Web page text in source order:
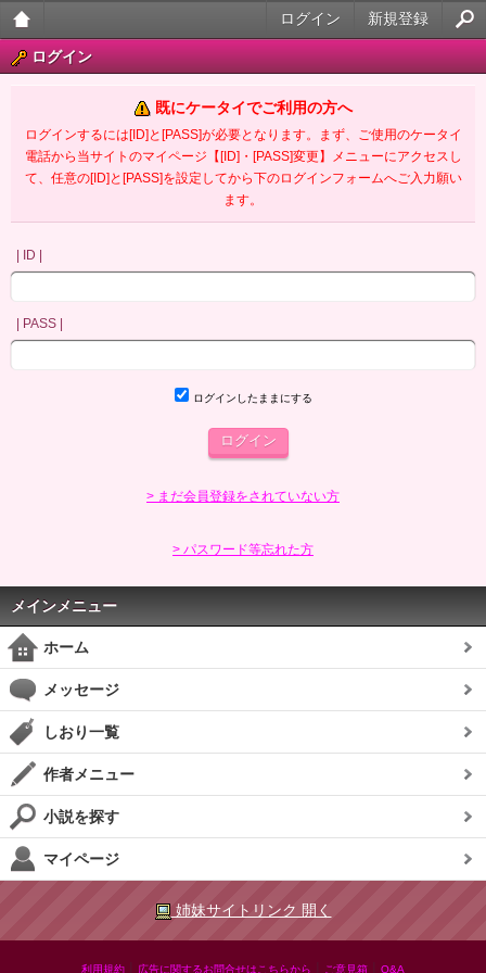
大人
ータ
イ官
新規登録
ログイン
ログイン
既にケータイでご利用の方へ
ログインするには[ID]と[PASS]が必要となります。まず、ご使用のケータイ
電話から当サイトのマイページ【[ID]・[PASS]変更】メニューにアクセスし
て、任意の[ID]と[PASS]を設定してから下のログインフォームへご入力願い
ます。
| ID |
| PASS |
ログインしたままにする
> まだ会員登録をされていない方
> パスワード等忘れた方
メインメニュー
ホーム
メッセージ
しおり一覧
作者メニュー
小説を探す
マイページ
姉妹サイトリンク 開く
利用規約 広告に関するお問合せはこちらから ご意見箱 Q&A